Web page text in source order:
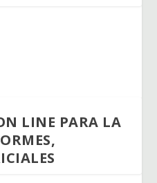
LINE PARA LA